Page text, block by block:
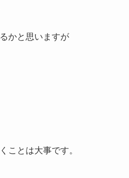
かと思いますが
ことは大事です。